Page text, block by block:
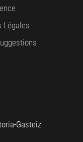
Légales
Gasteiz